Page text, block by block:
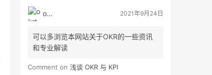
okrt 2021年9月24日
可以多浏览本网站关于OKR的一些资讯
和专业解读
Comment on 浅谈 OKR 与 KPI